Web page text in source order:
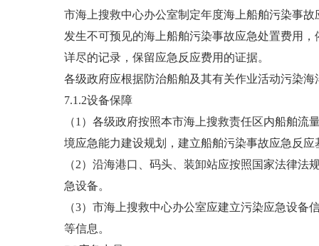
市海上搜救中心办公室制定年度海上船舶污染事
发生不可预见的海上船舶污染事故应急处置费用
详尽的记录，保留应急反应费用的证据。
各级政府应根据防治船舶及其有关作业活动污染
7.1.2设备保障
（1）各级政府按照本市海上搜救责任区内船舶
境应急能力建设规划，建立船舶污染事故应急反
（2）沿海港口、码头、装卸站应按照国家法律
急设备。
（3）市海上搜救中心办公室应建立污染应急设
等信息。